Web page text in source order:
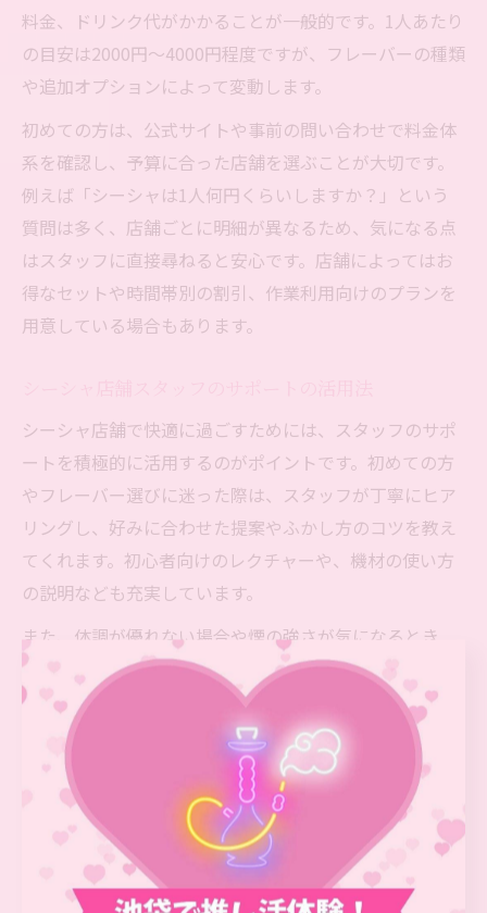
料金、ドリンク代がかかることが一般的です。1人あたり
の目安は2000円〜4000円程度ですが、フレーバーの種類
や追加オプションによって変動します。
初めての方は、公式サイトや事前の問い合わせで料金体
系を確認し、予算に合った店舗を選ぶことが大切です。
例えば「シーシャは1人何円くらいしますか？」という
質問は多く、店舗ごとに明細が異なるため、気になる点
はスタッフに直接尋ねると安心です。店舗によってはお
得なセットや時間帯別の割引、作業利用向けのプランを
用意している場合もあります。
シーシャ店舗で快適に過ごすためには、スタッフのサポ
ートを積極的に活用するのがポイントです。初めての方
やフレーバー選びに迷った際は、スタッフが丁寧にヒア
リングし、好みに合わせた提案やふかし方のコツを教え
てくれます。初心者向けのレクチャーや、機材の使い方
の説明なども充実しています。
また、体調が優れない場合や煙の強さが気になるとき
も、すぐに相談できる環境が整っています。リラックス
した空間作りや、衛生管理もしっかりしている店舗が多
いため、安心してシーシャ体験を楽しめます。スタッフ
とのコミュニケーションを通じて、自分に合った楽しみ
方やおすすめフレーバーを見つけるのも、シーシャ店舗
ならではの魅力です。